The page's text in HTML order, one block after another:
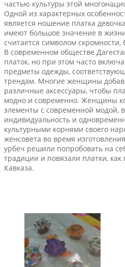
частью культуры этой
Одной из характерных
является ношение платка
имеют большое значение в
считается символом скромности,
В современном обществе
платок, но при этом часто
предметы одежды,
трендам. Многие женщины
различные аксессуары, чтобы
модно и современно. Женщины
элементы с современной модой,
индивидуальность и
культурными корнями своего
женсовета во время
урбеч решили попробовать на
традиции и повязали платки,
Кавказа.